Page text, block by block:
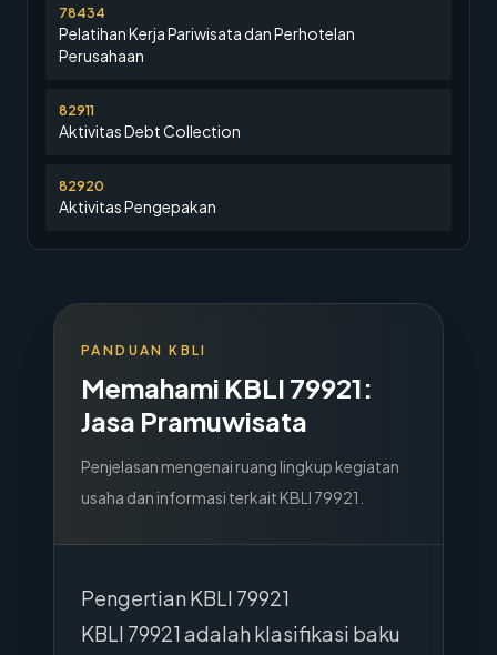
78434
Pelatihan Kerja Pariwisata dan Perhotelan
Perusahaan
82911
Aktivitas Debt Collection
82920
Aktivitas Pengepakan
PANDUAN KBLI
Memahami KBLI 79921:
Jasa Pramuwisata
Penjelasan mengenai ruang lingkup kegiatan
usaha dan informasi terkait KBLI 79921
Pengertian KBLI 79921
KBLI 79921 adalah klasifikasi baku